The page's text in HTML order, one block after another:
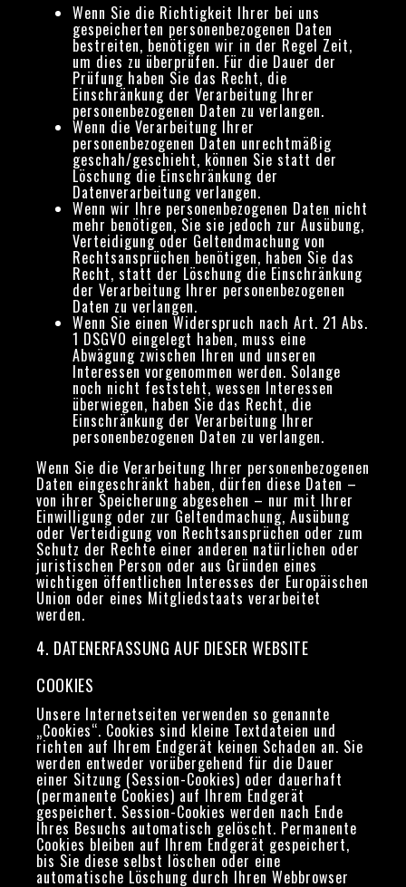
Wenn Sie die Richtigkeit Ihrer bei uns
gespeicherten personenbezogenen Daten
bestreiten, benötigen wir in der Regel Zeit,
um dies zu überprüfen. Für die Dauer der
Prüfung haben Sie das Recht, die
Einschränkung der Verarbeitung Ihrer
personenbezogenen Daten zu verlangen.
Wenn die Verarbeitung Ihrer
personenbezogenen Daten unrechtmäßig
geschah/geschieht, können Sie statt der
Löschung die Einschränkung der
Datenverarbeitung verlangen.
Wenn wir Ihre personenbezogenen Daten nicht
mehr benötigen, Sie sie jedoch zur Ausübung,
Verteidigung oder Geltendmachung von
Rechtsansprüchen benötigen, haben Sie das
Recht, statt der Löschung die Einschränkung
der Verarbeitung Ihrer personenbezogenen
Daten zu verlangen.
Wenn Sie einen Widerspruch nach Art. 21 Abs.
1 DSGVO eingelegt haben, muss eine
Abwägung zwischen Ihren und unseren
Interessen vorgenommen werden. Solange
noch nicht feststeht, wessen Interessen
überwiegen, haben Sie das Recht, die
Einschränkung der Verarbeitung Ihrer
personenbezogenen Daten zu verlangen.
Wenn Sie die Verarbeitung Ihrer personenbezogenen
Daten eingeschränkt haben, dürfen diese Daten –
von ihrer Speicherung abgesehen – nur mit Ihrer
Einwilligung oder zur Geltendmachung, Ausübung
oder Verteidigung von Rechtsansprüchen oder zum
Schutz der Rechte einer anderen natürlichen oder
juristischen Person oder aus Gründen eines
wichtigen öffentlichen Interesses der Europäischen
Union oder eines Mitgliedstaats verarbeitet
werden.
4. DATENERFASSUNG AUF DIESER WEBSITE
COOKIES
Unsere Internetseiten verwenden so genannte
„Cookies“. Cookies sind kleine Textdateien und
richten auf Ihrem Endgerät keinen Schaden an. Sie
werden entweder vorübergehend für die Dauer
einer Sitzung (Session-Cookies) oder dauerhaft
(permanente Cookies) auf Ihrem Endgerät
gespeichert. Session-Cookies werden nach Ende
Ihres Besuchs automatisch gelöscht. Permanente
Cookies bleiben auf Ihrem Endgerät gespeichert,
bis Sie diese selbst löschen oder eine
automatische Löschung durch Ihren Webbrowser